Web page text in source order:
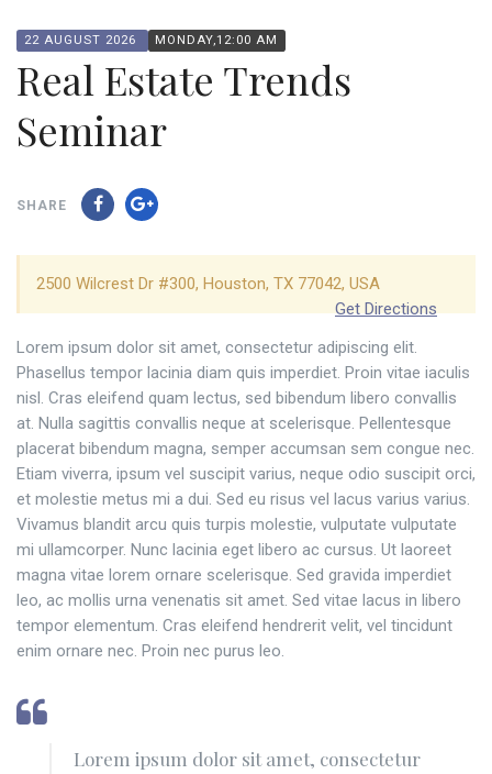
22 AUGUST 2026 MONDAY,12:00 AM
Real Estate Trends
Seminar
SHARE
2500 Wilcrest Dr #300, Houston, TX 77042, USA
Get Directions
Lorem ipsum dolor sit amet, consectetur adipiscing elit.
Phasellus tempor lacinia diam quis imperdiet. Proin vitae iaculis
nisl. Cras eleifend quam lectus, sed bibendum libero convallis
at. Nulla sagittis convallis neque at scelerisque. Pellentesque
placerat bibendum magna, semper accumsan sem congue nec.
Etiam viverra, ipsum vel suscipit varius, neque odio suscipit orci,
et molestie metus mi a dui. Sed eu risus vel lacus varius varius.
Vivamus blandit arcu quis turpis molestie, vulputate vulputate
mi ullamcorper. Nunc lacinia eget libero ac cursus. Ut laoreet
magna vitae lorem ornare scelerisque. Sed gravida imperdiet
leo, ac mollis urna venenatis sit amet. Sed vitae lacus in libero
tempor elementum. Cras eleifend hendrerit velit, vel tincidunt
enim ornare nec. Proin nec purus leo.
Lorem ipsum dolor sit amet, consectetur